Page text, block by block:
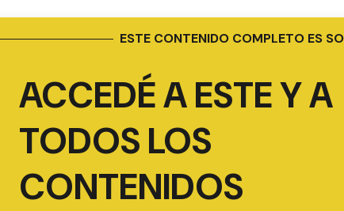
ESTE CONTENIDO COMPLETO ES
ACCEDÉ A ESTE Y A
TODOS LOS
CONTENIDOS